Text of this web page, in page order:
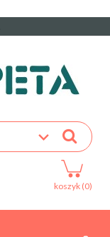
koszyk (0)